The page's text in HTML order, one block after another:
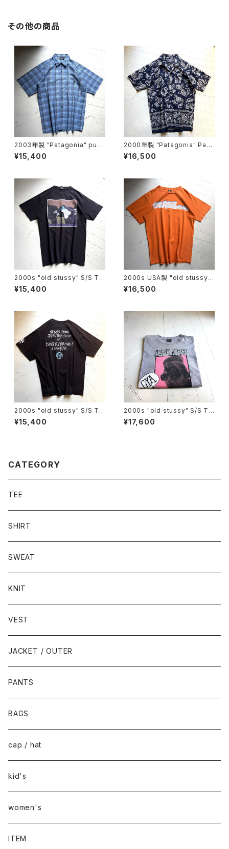
その他の商品
2003年製 "Patagonia" puck
erware shirt
¥15,400
2000年製 "Patagonia" Pata
loha shirt
¥16,500
2000s "old stussy" S/S T-
shirt
¥15,400
2000s USA製 "old stussy"
S/S T-shirt
¥16,500
2000s "old stussy" S/S T-
shirt
¥15,400
2000s "old stussy" S/S T-
shirt
¥17,600
CATEGORY
TEE
SHIRT
SWEAT
KNIT
VEST
JACKET / OUTER
PANTS
BAGS
cap / hat
kid's
women's
ITEM